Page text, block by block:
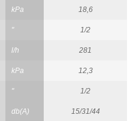
kPa 18,6
" 1/2
l/h 281
kPa 12,3
" 1/2
db(A) 15/31/44